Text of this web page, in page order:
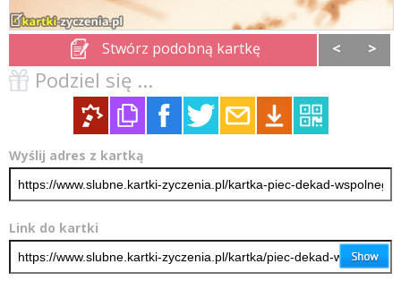
Stwórz podobną kartkę < >
Podziel się ...
Wyślij adres z kartką
Link do kartki